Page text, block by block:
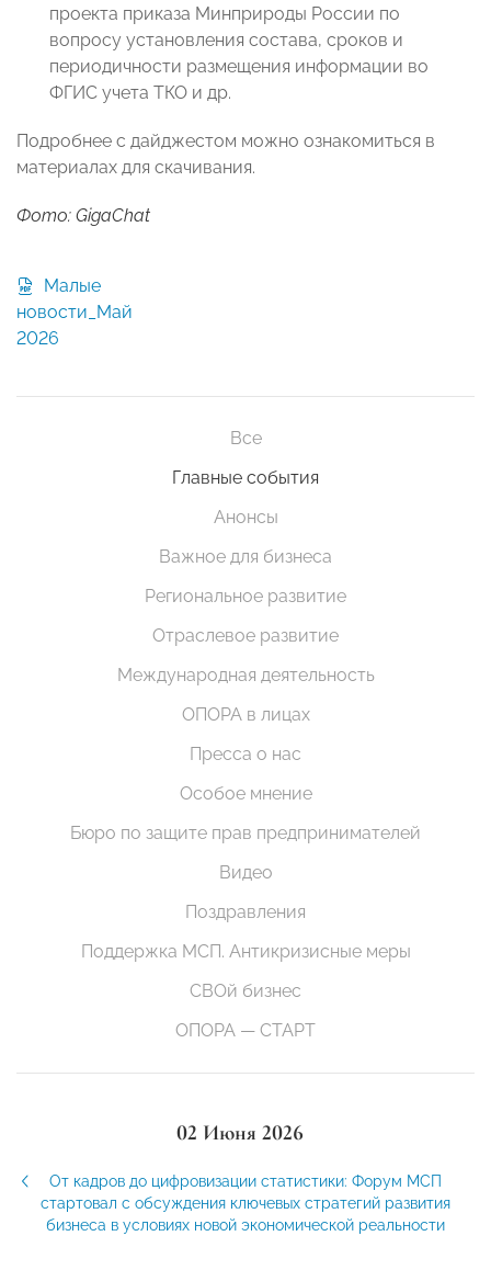
проекта приказа Минприроды России по
вопросу установления состава, сроков и
периодичности размещения информации во
ФГИС учета ТКО и др.
Подробнее с дайджестом можно ознакомиться в
материалах для скачивания.
Фото: GigaChat
новости_Май
2026
Все
Главные события
Анонсы
Важное для бизнеса
Региональное развитие
Отраслевое развитие
Международная деятельность
ОПОРА в лицах
Пресса о нас
Особое мнение
Бюро по защите прав предпринимателей
Видео
Поздравления
Поддержка МСП. Антикризисные меры
СВОй бизнес
ОПОРА — СТАРТ
02 Июня 2026
От кадров до цифровизации статистики: Форум МСП
стартовал с обсуждения ключевых стратегий развития
бизнеса в условиях новой экономической реальности